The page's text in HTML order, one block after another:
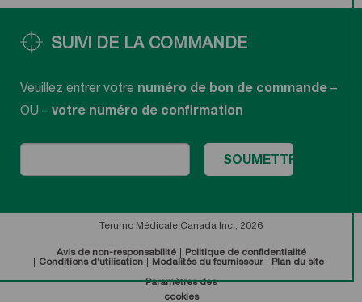
SUIVI DE LA COMMANDE
Veuillez entrer votre numéro de bon de commande –
OU – votre numéro de confirmation
Terumo Médicale Canada Inc., 2026
Avis de non-responsabilité
Politique de confidentialité
Conditions d’utilisation
Modalités du fournisseur Plan du site
Paramètres des
cookies